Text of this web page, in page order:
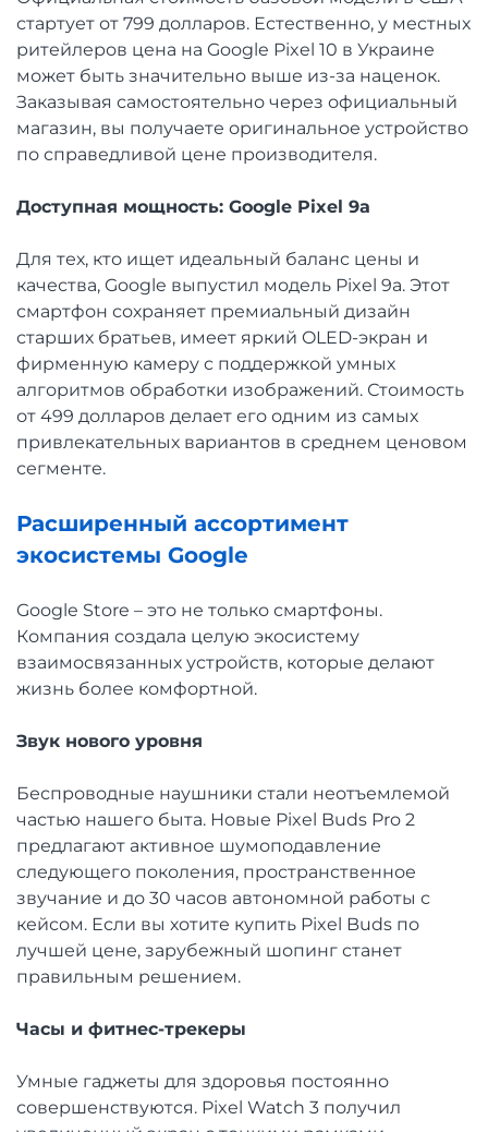
стартует от 799 долларов. Естественно, у местных
ритейлеров цена на Google Pixel 10 в Украине
может быть значительно выше из-за наценок.
Заказывая самостоятельно через официальный
магазин, вы получаете оригинальное устройство
по справедливой цене производителя.
Доступная мощность: Google Pixel 9a
Для тех, кто ищет идеальный баланс цены и
качества, Google выпустил модель Pixel 9a. Этот
смартфон сохраняет премиальный дизайн
старших братьев, имеет яркий OLED-экран и
фирменную камеру с поддержкой умных
алгоритмов обработки изображений. Стоимость
от 499 долларов делает его одним из самых
привлекательных вариантов в среднем ценовом
сегменте.
Расширенный ассортимент
экосистемы Google
Google Store – это не только смартфоны.
Компания создала целую экосистему
взаимосвязанных устройств, которые делают
жизнь более комфортной.
Звук нового уровня
Беспроводные наушники стали неотъемлемой
частью нашего быта. Новые Pixel Buds Pro 2
предлагают активное шумоподавление
следующего поколения, пространственное
звучание и до 30 часов автономной работы с
кейсом. Если вы хотите купить Pixel Buds по
лучшей цене, зарубежный шопинг станет
правильным решением.
Часы и фитнес-трекеры
Умные гаджеты для здоровья постоянно
совершенствуются. Pixel Watch 3 получил